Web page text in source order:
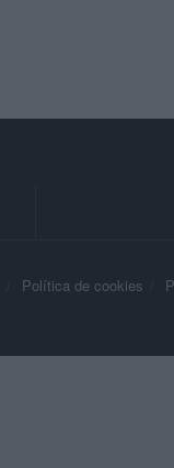
Política de cookies